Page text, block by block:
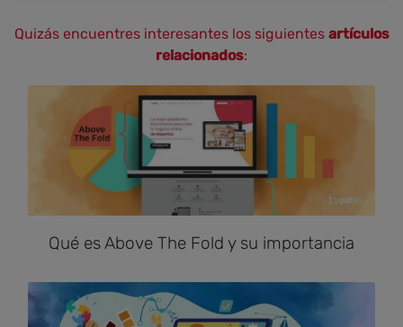
Quizás encuentres interesantes los siguientes artículos
relacionados:
Qué es Above The Fold y su importancia